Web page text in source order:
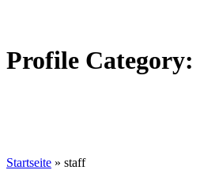
Profile Category:
Startseite » staff